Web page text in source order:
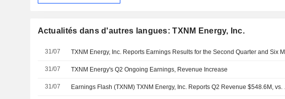
Actualités dans d'autres langues: TXNM Energy, Inc.
31/07
31/07 TXNM Energy's Q2 Ongoing Earnings, Revenue Increase
31/07